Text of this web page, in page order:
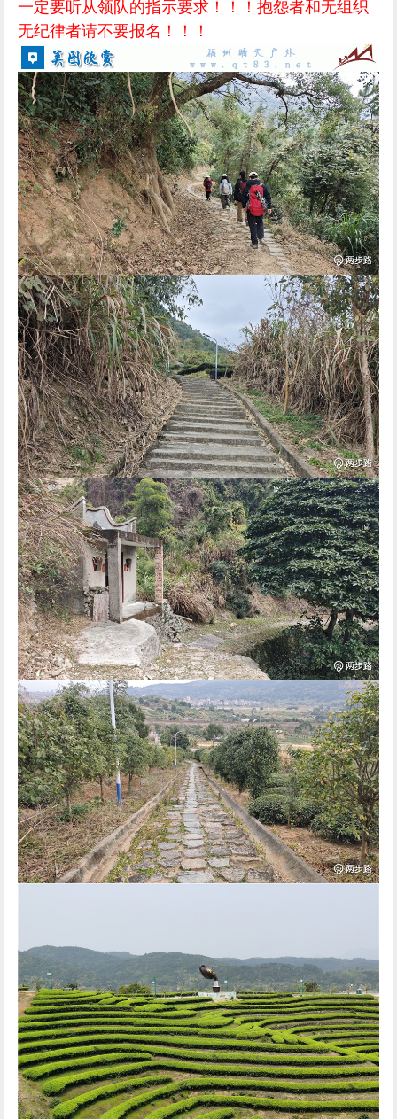
一定要听从领队的指示要求！！！抱怨者和无组织
无纪律者请不要报名 ！！！